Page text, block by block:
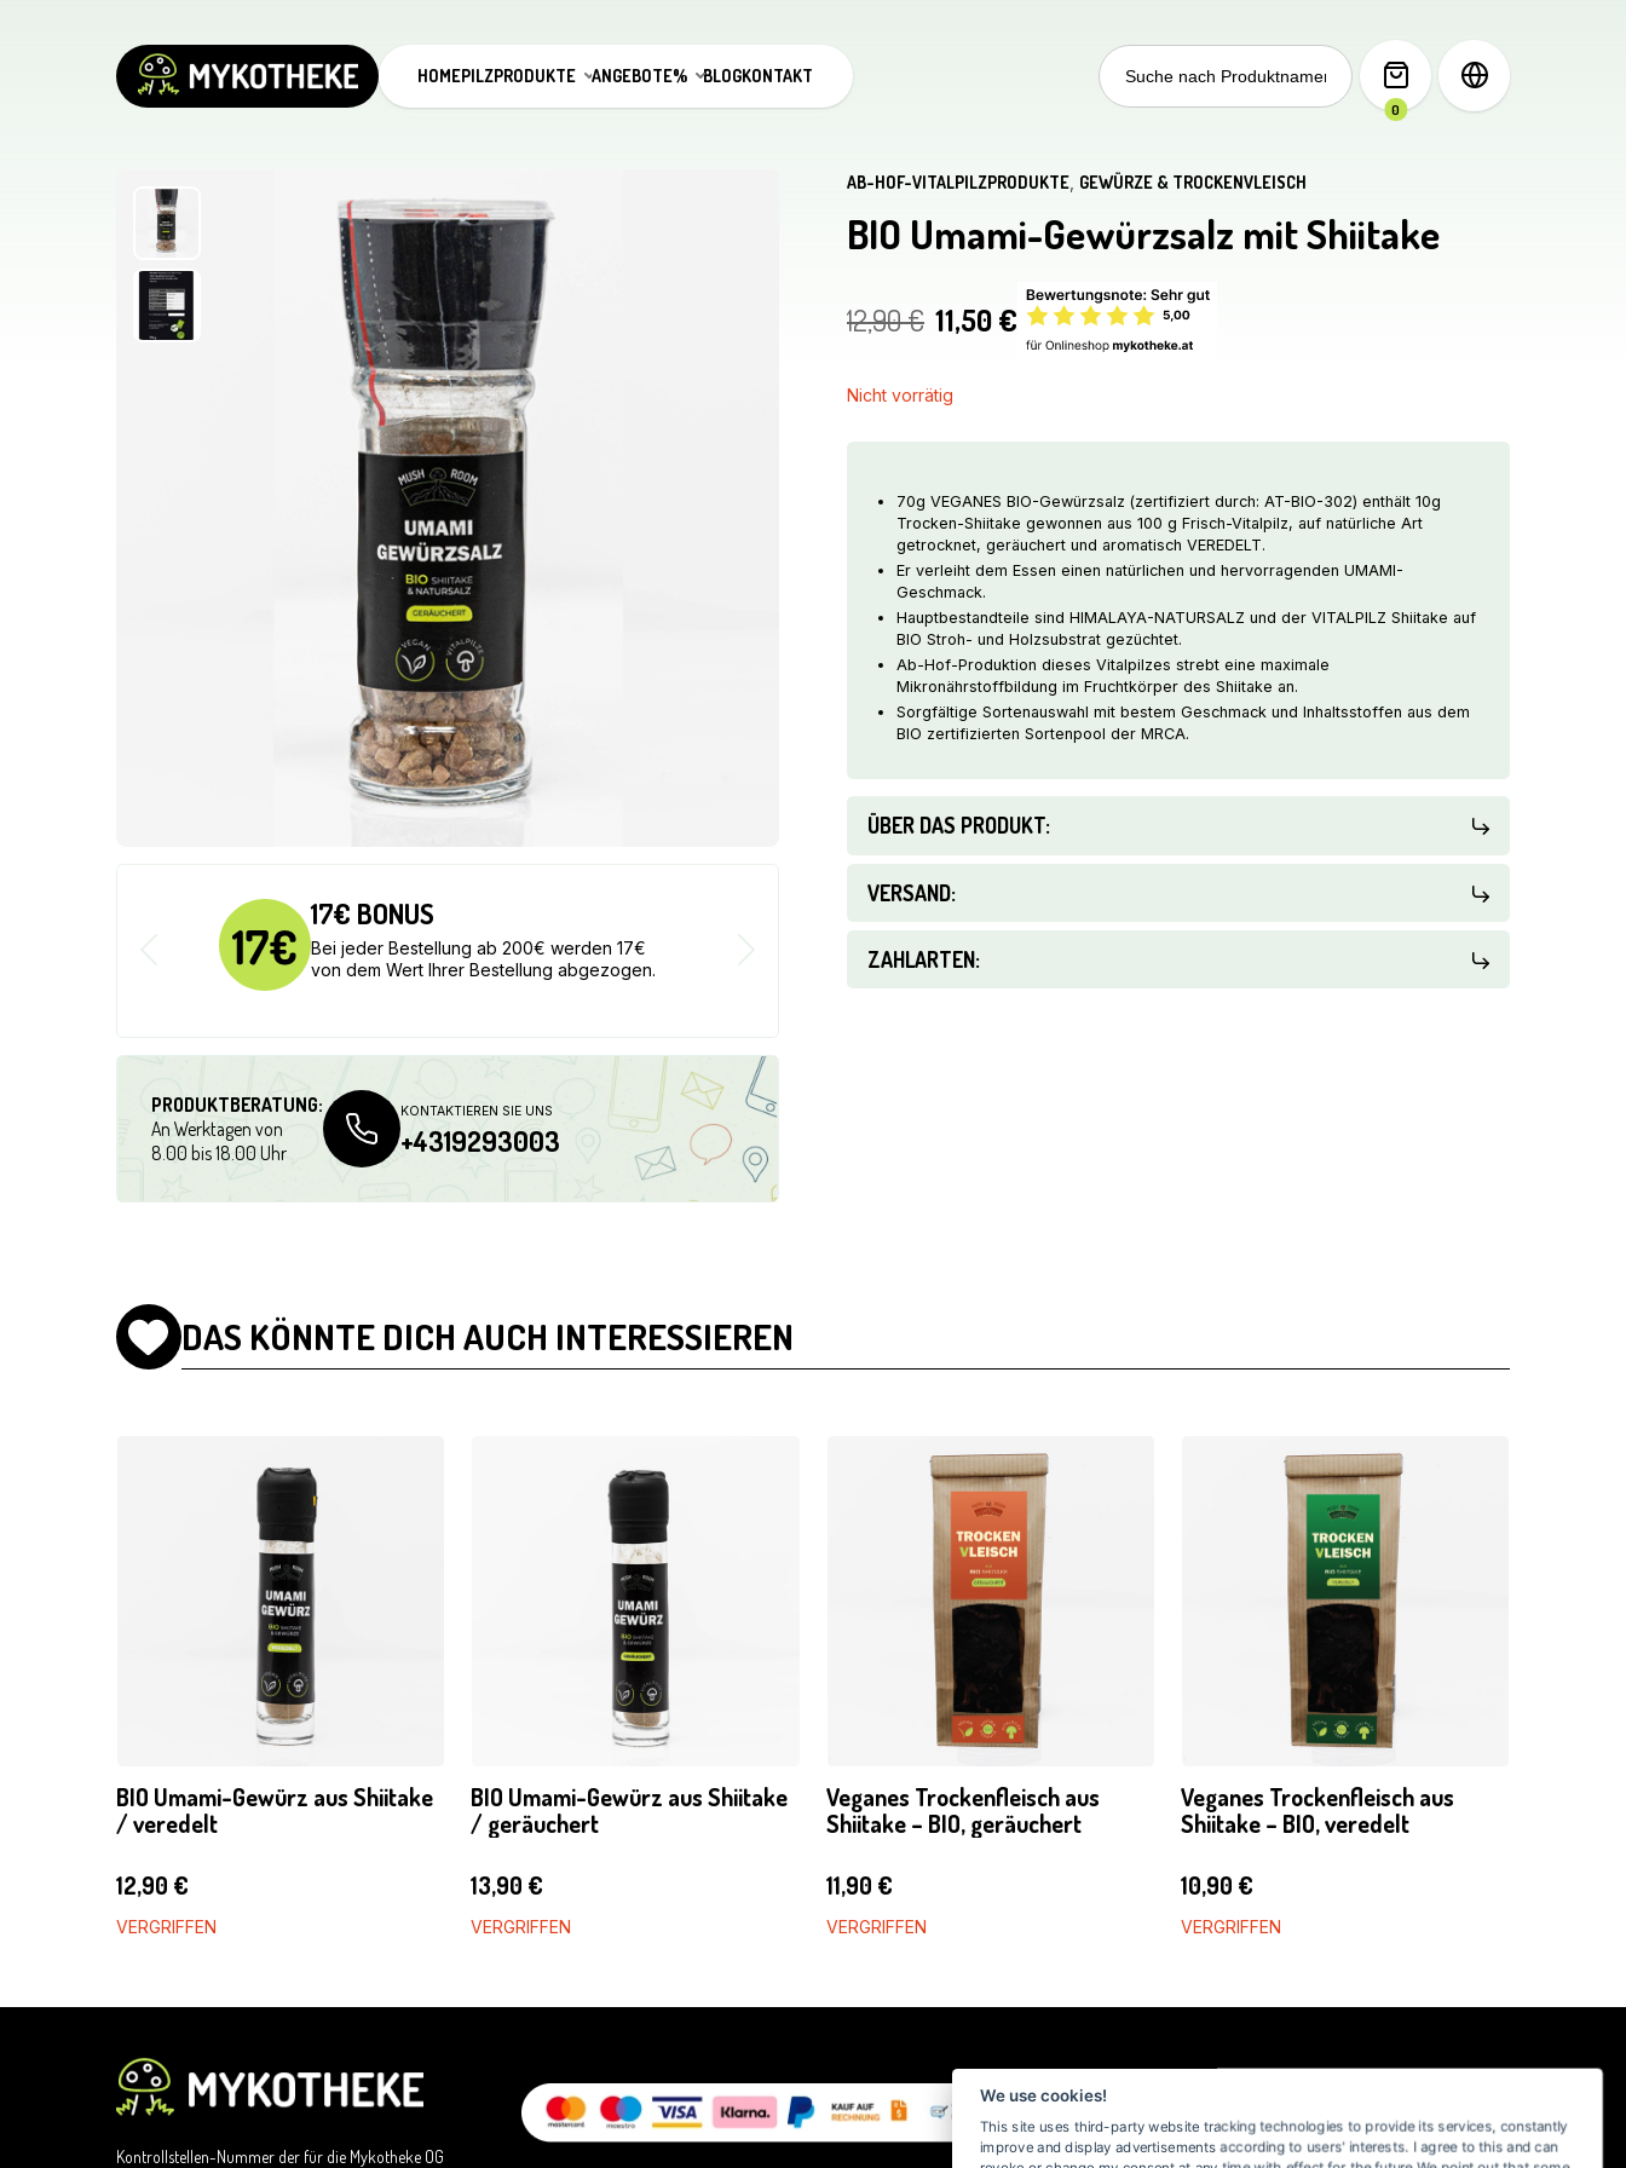
HOMEPILZPRODUKTE ANGEBOTE% BLOGKONTAKT
Search
for:
0
17€ BONUS
Bei jeder Bestellung ab 200€ werden 17€
von dem Wert Ihrer Bestellung abgezogen.
PRODUKTBERATUNG:
An Werktagen von
8.00 bis 18.00 Uhr
KONTAKTIEREN SIE UNS
+4319293003
AB-HOF-VITALPILZPRODUKTE GEWÜRZE & TROCKENVLEISCH
BIO Umami-Gewürzsalz mit Shiitake
12,90€ Ursprünglicher
war:
11,50€ Aktueller
Preis
Nicht vorrätig
70g VEGANES BIO-Gewürzsalz (zertifiziert durch: AT-BIO-302) enthält 10g
Trocken-Shiitake gewonnen aus 100 g Frisch-Vitalpilz, auf natürliche Art
getrocknet, geräuchert und aromatisch VEREDELT.
Er verleiht dem Essen einen natürlichen und hervorragenden UMAMI-
Geschmack.
Hauptbestandteile sind HIMALAYA-NATURSALZ und der VITALPILZ Shiitake auf
BIO Stroh- und Holzsubstrat gezüchtet.
Ab-Hof-Produktion dieses Vitalpilzes strebt eine maximale
Mikronährstoffbildung im Fruchtkörper des Shiitake an.
Sorgfältige Sortenauswahl mit bestem Geschmack und Inhaltsstoffen aus dem
BIO zertifizierten Sortenpool der MRCA.
ÜBER DAS PRODUKT:
VERSAND:
ZAHLARTEN:
DAS KÖNNTE DICH AUCH INTERESSIEREN
BIO Umami-Gewürz aus Shiitake
/ veredelt
12,90 €
VERGRIFFEN
BIO Umami-Gewürz aus Shiitake
/ geräuchert
13,90 €
VERGRIFFEN
Veganes Trockenfleisch aus
Shiitake – BIO, geräuchert
11,90 €
VERGRIFFEN
Veganes Trockenfleisch aus
Shiitake – BIO, veredelt
10,90 €
VERGRIFFEN
Kontrollstellen-Nummer der für die Mykotheke OG
AGB
We use cookies!
This site uses third-party website tracking technologies to provide its services, constantly
improve and display advertisements according to users' interests. I agree to this and can